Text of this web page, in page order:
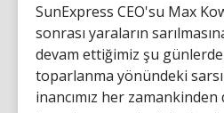
SunExpress CEO'su Max
sonrası yaraların
devam ettiğimiz şu günlerde
toparlanma yönündeki
inancımız her